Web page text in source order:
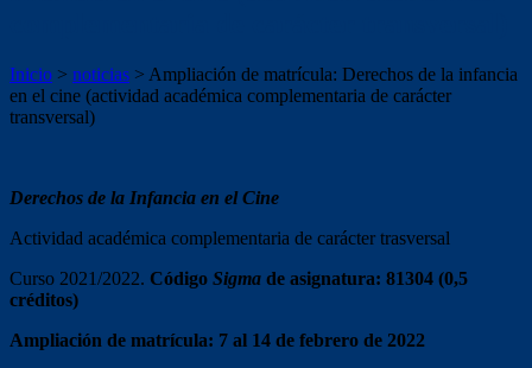
Inicio > noticias > Ampliación de matrícula: Derechos de la infancia
en el cine (actividad académica complementaria de carácter
transversal)
Derechos de la Infancia en el Cine
Actividad académica complementaria de carácter trasversal
Curso 2021/2022. Código Sigma de asignatura: 81304 (0,5
créditos)
Ampliación de matrícula: 7 al 14 de febrero de 2022